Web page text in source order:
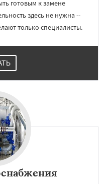
готовым к замене
здесь не нужна --
только специалисты.